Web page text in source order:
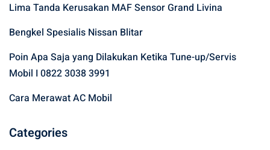
o
:
Lima Tanda Kerusakan MAF Sensor Grand Livina
Bengkel Spesialis Nissan Blitar
Poin Apa Saja yang Dilakukan Ketika Tune-up/Servis
Mobil I 0822 3038 3991
Cara Merawat AC Mobil
Categories